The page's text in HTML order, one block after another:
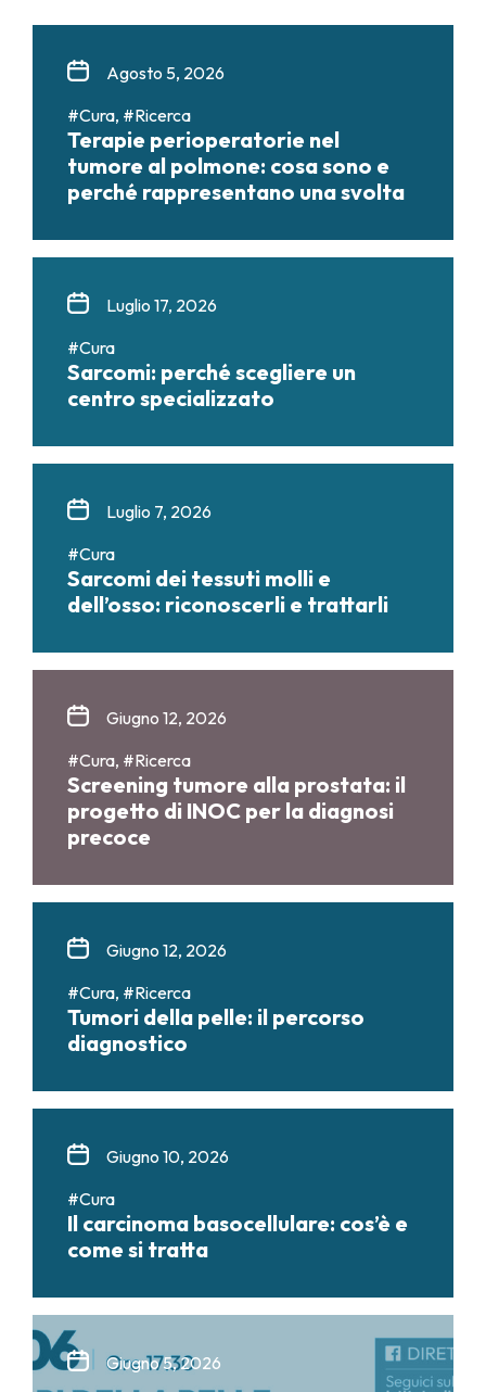
Agosto 5, 2026
#Cura, #Ricerca
Terapie perioperatorie nel
tumore al polmone: cosa sono e
perché rappresentano una svolta
Luglio 17, 2026
#Cura
Sarcomi: perché scegliere un
centro specializzato
Luglio 7, 2026
#Cura
Sarcomi dei tessuti molli e
dell’osso: riconoscerli e trattarli
Giugno 12, 2026
#Cura, #Ricerca
Screening tumore alla prostata: il
progetto di INOC per la diagnosi
precoce
Giugno 12, 2026
#Cura, #Ricerca
Tumori della pelle: il percorso
diagnostico
Giugno 10, 2026
#Cura
Il carcinoma basocellulare: cos’è e
come si tratta
Giugno 5, 2026